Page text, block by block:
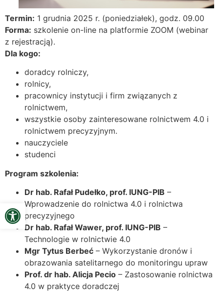
Open toolbar
Termin: 1 grudnia 2025 r. (poniedziałek), godz. 09.00
Forma: szkolenie on-line na platformie ZOOM (webinar
z rejestracją).
Dla kogo:
doradcy rolniczy,
rolnicy,
pracownicy instytucji i firm związanych z
rolnictwem,
wszystkie osoby zainteresowane rolnictwem 4.0 i
rolnictwem precyzyjnym.
nauczyciele
studenci
Program szkolenia:
Dr hab. Rafał Pudełko, prof. IUNG-PIB –
Wprowadzenie do rolnictwa 4.0 i rolnictwa
precyzyjnego
Dr hab. Rafał Wawer, prof. IUNG-PIB –
Technologie w rolnictwie 4.0
Mgr Tytus Berbeć – Wykorzystanie dronów i
obrazowania satelitarnego do monitoringu upraw
Prof. dr hab. Alicja Pecio – Zastosowanie rolnictwa
4.0 w praktyce doradczej